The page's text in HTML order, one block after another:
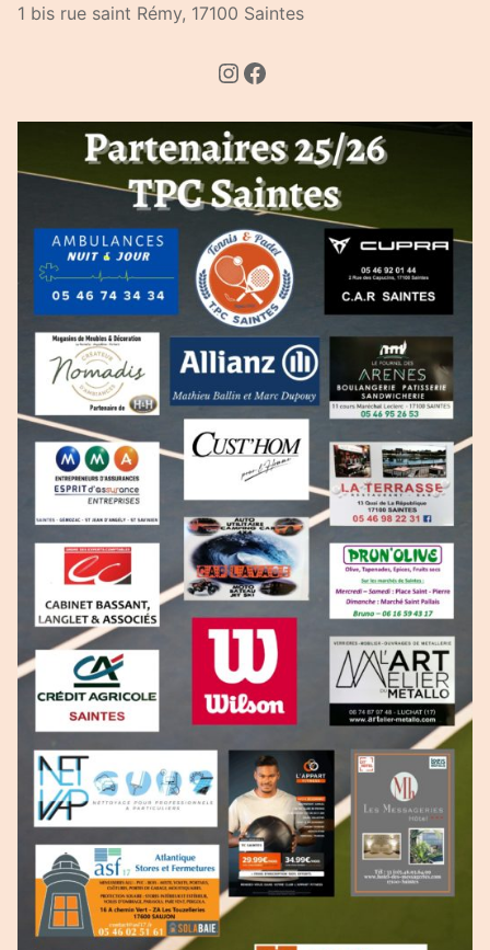
1 bis rue saint Rémy, 17100 Saintes
Instagram
Facebook